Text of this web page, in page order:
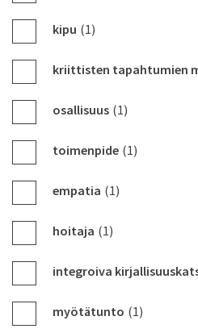
kipu (1)
kriittisten tapahtumien
osallisuus (1)
toimenpide (1)
empatia (1)
hoitaja (1)
integroiva
myötätunto (1)